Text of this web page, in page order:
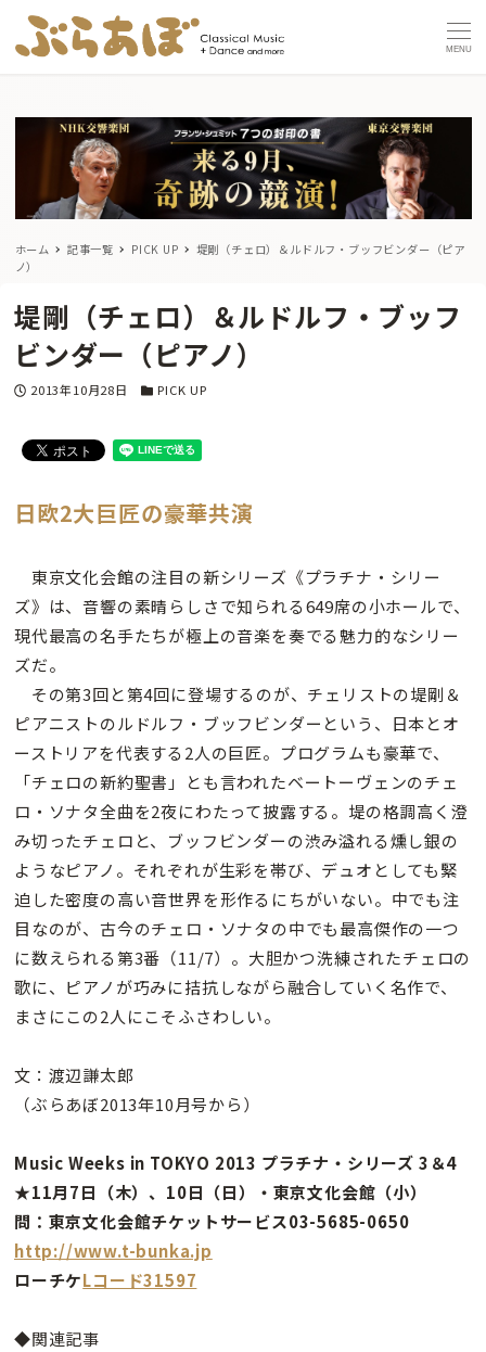
MENU
ホーム 記事一覧 PICK UP
堤剛（チェロ）＆ルドルフ・ブッフビンダー（ピア
ノ）
堤剛（チェロ）＆ルドルフ・ブッフ
ビンダー（ピアノ）
投稿日
2013年10月28日 カテゴリー
PICK UP
日欧2大巨匠の豪華共演
東京文化会館の注目の新シリーズ《プラチナ・シリー
ズ》は、音響の素晴らしさで知られる649席の小ホールで、
現代最高の名手たちが極上の音楽を奏でる魅力的なシリー
ズだ。
その第3回と第4回に登場するのが、チェリストの堤剛＆
ピアニストのルドルフ・ブッフビンダーという、日本とオ
ーストリアを代表する2人の巨匠。プログラムも豪華で、
「チェロの新約聖書」とも言われたベートーヴェンのチェ
ロ・ソナタ全曲を2夜にわたって披露する。堤の格調高く澄
み切ったチェロと、ブッフビンダーの渋み溢れる燻し銀の
ようなピアノ。それぞれが生彩を帯び、デュオとしても緊
迫した密度の高い音世界を形作るにちがいない。中でも注
目なのが、古今のチェロ・ソナタの中でも最高傑作の一つ
に数えられる第3番（11/7）。大胆かつ洗練されたチェロの
歌に、ピアノが巧みに拮抗しながら融合していく名作で、
まさにこの2人にこそふさわしい。
文：渡辺謙太郎
（ぶらあぼ2013年10月号から）
Music Weeks in TOKYO 2013 プラチナ・シリーズ 3＆4
★11月7日（木）、10日（日）・東京文化会館（小）
問：東京文化会館チケットサービス03-5685-0650
http://www.t-bunka.jp
ローチケLコード31597
◆関連記事